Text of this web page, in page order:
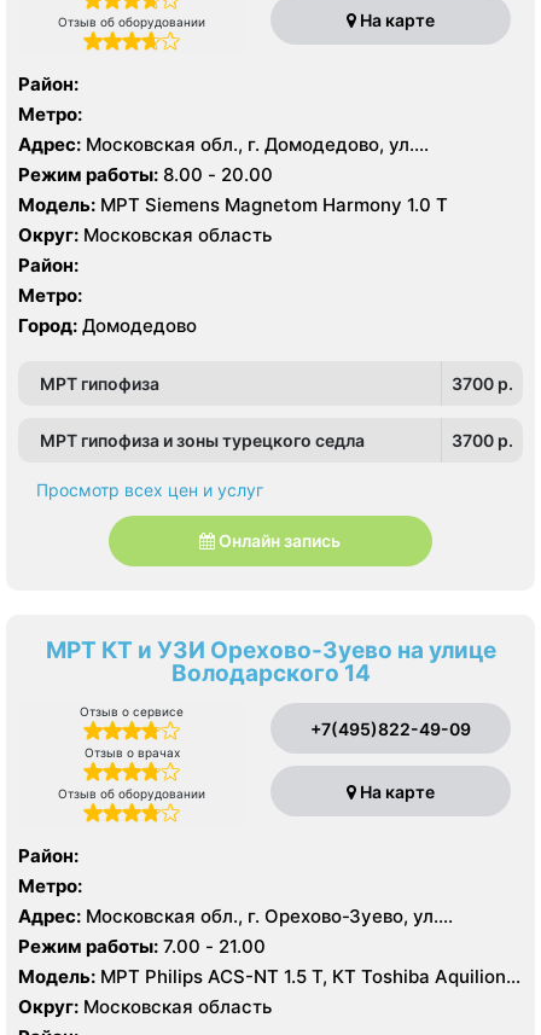
Отзыв об оборудовании На карте
Район:
Метро:
Адрес: Московская обл., г. Домодедово, ул.
Текстильщиков д 2
Режим работы: 8.00 - 20.00
Модель: МРТ Siemens Magnetom Harmony 1.0 Т
Округ: Московская область
Район:
Метро:
Город: Домодедово
МРТ гипофиза 3700 p.
МРТ гипофиза и зоны турецкого седла 3700 p.
Просмотр всех цен и услуг
Онлайн запись
МРТ КТ и УЗИ Орехово-Зуево на улице
Володарского 14
Отзыв о сервисе
Отзыв о врачах
Отзыв об оборудовании
+7(495)822-49-09
На карте
Район:
Метро:
Адрес: Московская обл., г. Орехово-Зуево, ул.
Володарского, 14
Режим работы: 7.00 - 21.00
Модель: МРТ Philips ACS-NT 1.5 Т, КТ Toshiba Aquilion
64 среза, УЗИ
Округ: Московская область